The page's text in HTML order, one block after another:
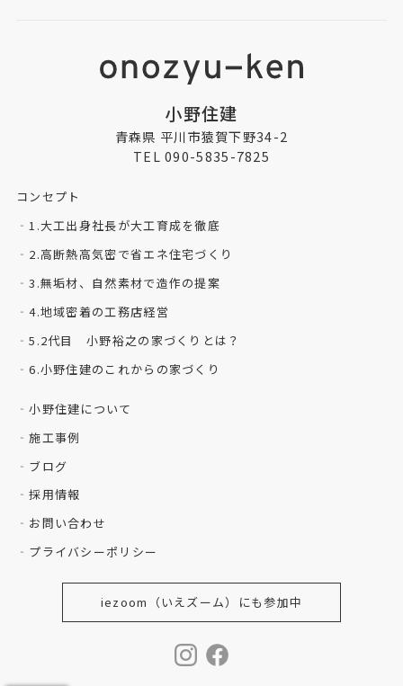
小野住建
青森県 平川市猿賀下野34-2
TEL 090-5835-7825
コンセプト
1.大工出身社長が大工育成を徹底
2.高断熱高気密で省エネ住宅づくり
3.無垢材、自然素材で造作の提案
4.地域密着の工務店経営
5.2代目 小野裕之の家づくりとは？
6.小野住建のこれからの家づくり
小野住建について
施工事例
ブログ
採用情報
お問い合わせ
プライバシーポリシー
iezoom（いえズーム）にも参加中